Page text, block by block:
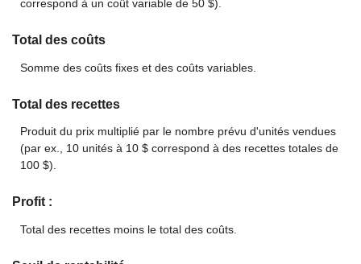
correspond à un coût variable de 50 $).
Total des coûts
Somme des coûts fixes et des coûts variables.
Total des recettes
Produit du prix multiplié par le nombre prévu d'unités vendues
(par ex., 10 unités à 10 $ correspond à des recettes totales de
100 $).
Profit :
Total des recettes moins le total des coûts.